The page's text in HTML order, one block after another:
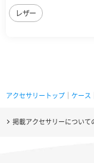
レザー
アクセサリートップ ケース
掲載アクセサリーについて